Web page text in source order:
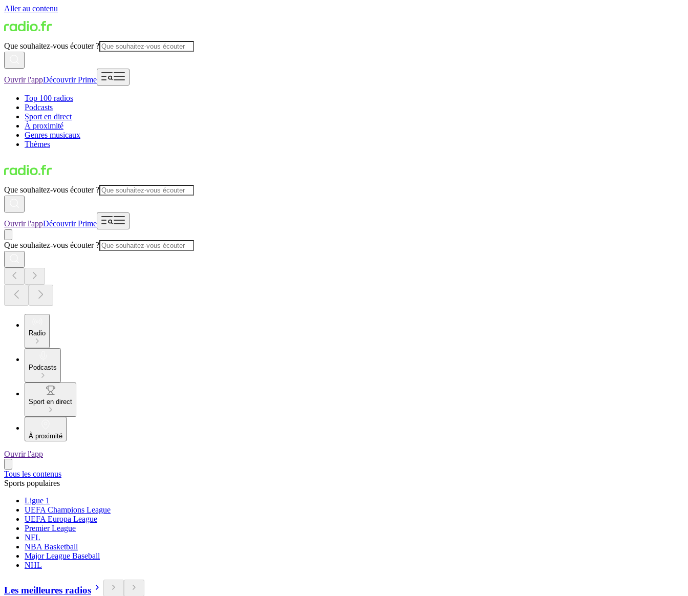
Aller au contenu
Que souhaitez-vous écouter ?
Ouvrir l'appDécouvrir Prime
Top 100 radios
Podcasts
Sport en direct
À proximité
Genres musicaux
Thèmes
Que souhaitez-vous écouter ?
Ouvrir l'appDécouvrir Prime
Que souhaitez-vous écouter ?
Radio
Podcasts
Sport en direct
À proximité
Ouvrir l'app
Tous les contenus
Sports populaires
Ligue 1
UEFA Champions League
UEFA Europa League
Premier League
NFL
NBA Basketball
Major League Baseball
NHL
Les meilleures radios